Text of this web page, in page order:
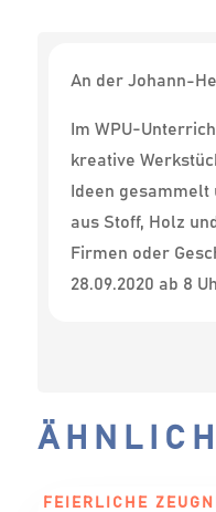
An der Johann-
Im WPU-
kreative
Ideen
aus Stoff, Holz
Firmen oder
28.09.2020 ab 8
FEIERLICHE